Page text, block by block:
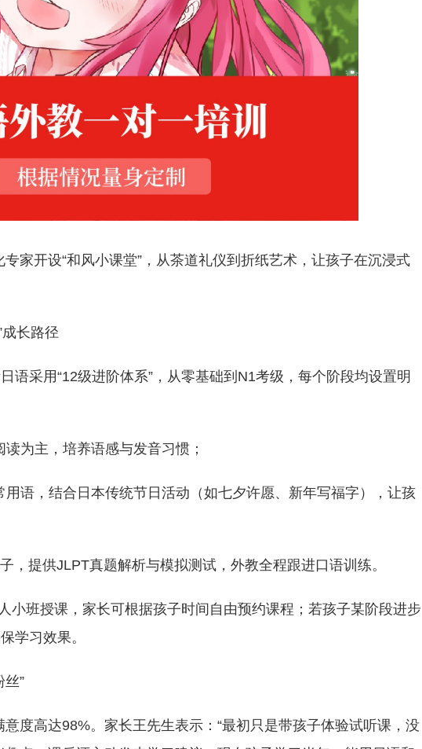
家开设“和风小课堂”，从茶道礼仪到折纸艺术，让孩子在沉浸式
长路径
语采用“12级进阶体系”，从零基础到N1考级，每个阶段均设置明
为主，培养语感与发音习惯；
语，结合日本传统节日活动（如七夕许愿、新年写福字），让孩
，提供JLPT真题解析与模拟测试，外教全程跟进口语训练。
小班授课，家长可根据孩子时间自由预约课程；若孩子某阶段进步
学习效果。
丝”
度高达98%。家长王先生表示：“最初只是带孩子体验试听课，没